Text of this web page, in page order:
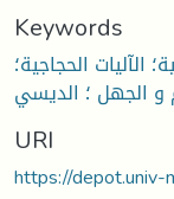
Keywords
الآليات الحجاجية؛
URI
https://depot.univ-